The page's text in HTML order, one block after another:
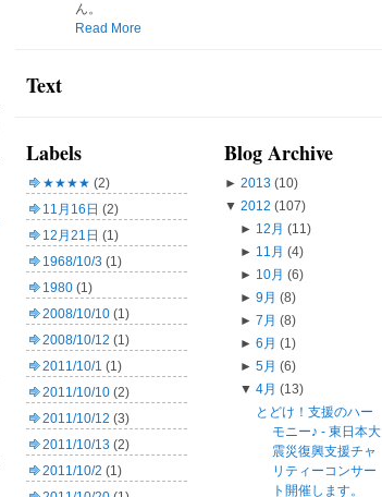
ん。
Read More
Text
Labels
★★★★ (2)
11月16日 (2)
12月21日 (1)
1968/10/3 (1)
1980 (1)
2008/10/10 (1)
2008/10/12 (1)
2011/10/1 (1)
2011/10/10 (2)
2011/10/12 (3)
2011/10/13 (2)
2011/10/2 (1)
Blog Archive
► 2013 (10)
▼ 2012 (107)
► 12月 (11)
► 11月 (4)
► 10月 (6)
► 9月 (8)
► 7月 (8)
► 6月 (1)
► 5月 (6)
▼ 4月 (13)
とどけ！支援のハー
モニー♪ - 東日本大
震災復興支援チャ
リティーコンサー
ト開催します。